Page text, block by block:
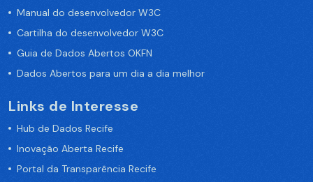
Manual do desenvolvedor W3C
Cartilha do desenvolvedor W3C
Guia de Dados Abertos OKFN
Dados Abertos para um dia a dia melhor
Links de Interesse
Hub de Dados Recife
Inovação Aberta Recife
Portal da Transparência Recife